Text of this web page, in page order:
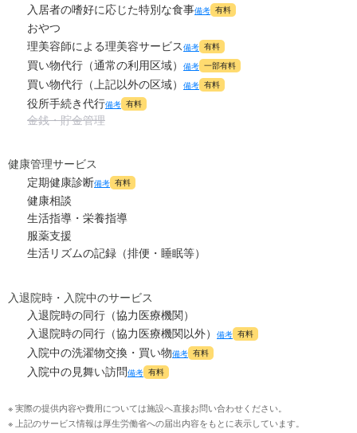
入居者の嗜好に応じた特別な食事備考 有料
おやつ
理美容師による理美容サービス備考 有料
買い物代行（通常の利用区域） 備考 一部有料
買い物代行（上記以外の区域） 備考 有料
役所手続き代行備考 有料
金銭・貯金管理
健康管理サービス
定期健康診断備考 有料
健康相談
生活指導・栄養指導
服薬支援
生活リズムの記録（排便・睡眠等）
入退院時・入院中のサービス
入退院時の同行（協力医療機関）
入退院時の同行（協力医療機関以外）
備考 有料
入院中の洗濯物交換・買い物備考 有料
入院中の見舞い訪問備考 有料
※ 実際の提供内容や費用については施設へ直接お問い合わせください。
※ 上記のサービス情報は厚生労働省への届出内容をもとに表示しています。